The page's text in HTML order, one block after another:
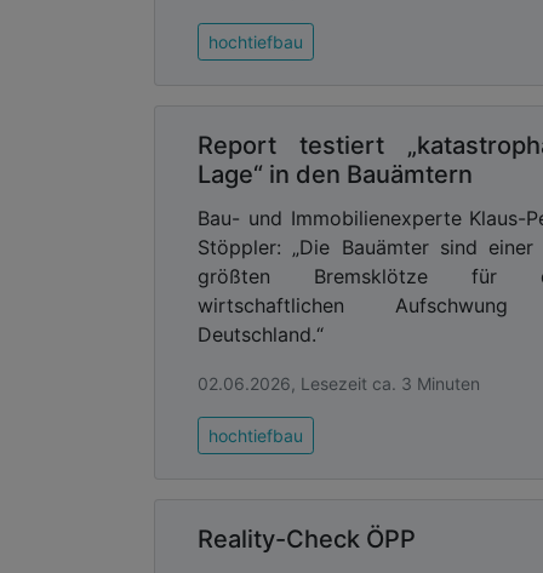
Anforderungsprofil – weg von der
Immobilien.
Unternehmen profitieren ganz
Standorts. „Die
Deutschland“
, zitiert Andreas
Eigentümer, die bereits Flächen vor Ort
Advertising
Abonnieren Sie unseren
Ausgabe
hochtiefbau
Report testiert
Lage“ in den Bauämtern
Bau- und Immobilienexperte Klaus-
Stöppler: „Die Bauämter sind einer
größten Bremsklötze für
wirtschaftlichen
Deutschland.“
02.06.2026, Lesezeit ca. 3 Minuten
hochtiefbau
Reality-Check ÖPP